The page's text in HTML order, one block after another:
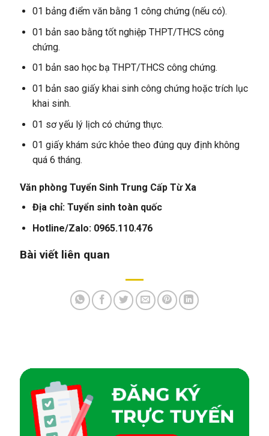
01 bảng điểm văn bằng 1 công chứng (nếu có).
01 bản sao bằng tốt nghiệp THPT/THCS công
chứng.
01 bản sao học bạ THPT/THCS công chứng.
01 bản sao giấy khai sinh công chứng hoặc trích lục
khai sinh.
01 sơ yếu lý lịch có chứng thực.
01 giấy khám sức khỏe theo đúng quy định không
quá 6 tháng.
Văn phòng Tuyển Sinh Trung Cấp Từ Xa
Địa chỉ: Tuyển sinh toàn quốc
Hotline/Zalo: 0965.110.476
Bài viết liên quan